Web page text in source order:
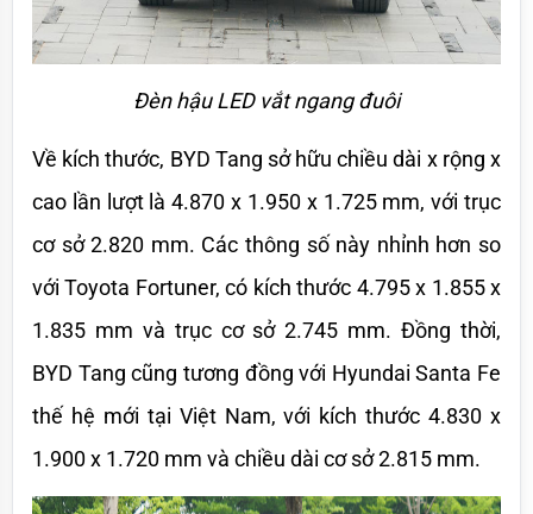
Đèn hậu LED vắt ngang đuôi
Về kích thước, BYD Tang sở hữu chiều dài x rộng x
cao lần lượt là 4.870 x 1.950 x 1.725 mm, với trục
cơ sở 2.820 mm. Các thông số này nhỉnh hơn so
với Toyota Fortuner, có kích thước 4.795 x 1.855 x
1.835 mm và trục cơ sở 2.745 mm. Đồng thời,
BYD Tang cũng tương đồng với Hyundai Santa Fe
thế hệ mới tại Việt Nam, với kích thước 4.830 x
1.900 x 1.720 mm và chiều dài cơ sở 2.815 mm.